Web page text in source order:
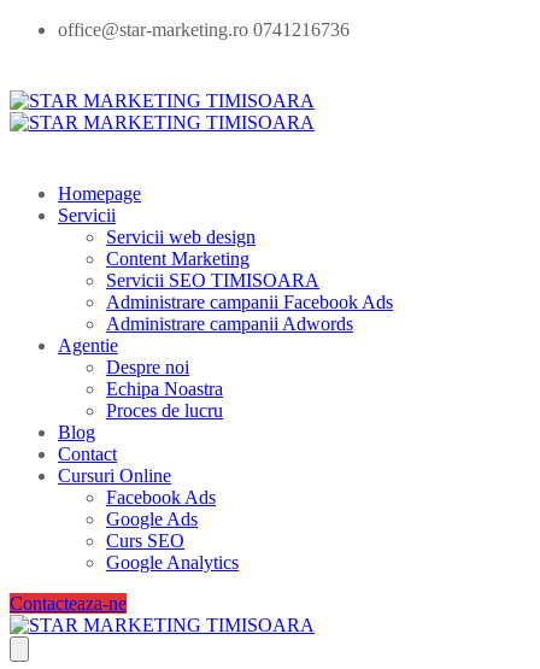
office@star-marketing.ro 0741216736
Homepage
Servicii
Servicii web design
Content Marketing
Servicii SEO TIMISOARA
Administrare campanii Facebook Ads
Administrare campanii Adwords
Agentie
Despre noi
Echipa Noastra
Proces de lucru
Blog
Contact
Cursuri Online
Facebook Ads
Google Ads
Curs SEO
Google Analytics
Contacteaza-ne